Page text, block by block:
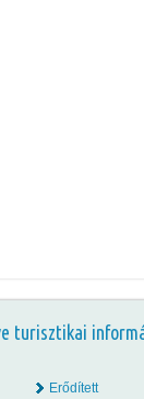
turisztikai
Erődített